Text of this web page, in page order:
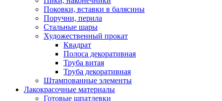
Поковки, вставки в балясины
Поручни, перила
Стальные шары
Художественный прокат
Квадрат
Полоса декоративная
Труба витая
Труба декоративная
Штампованные элементы
Лакокрасочные материалы
Готовые шпатлевки